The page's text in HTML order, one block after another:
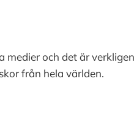
och det är
från hela världen.